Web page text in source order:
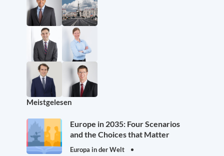
Meistgelesen
Europe in 2035: Four Scenarios
and the Choices that Matter
Europa in der Welt